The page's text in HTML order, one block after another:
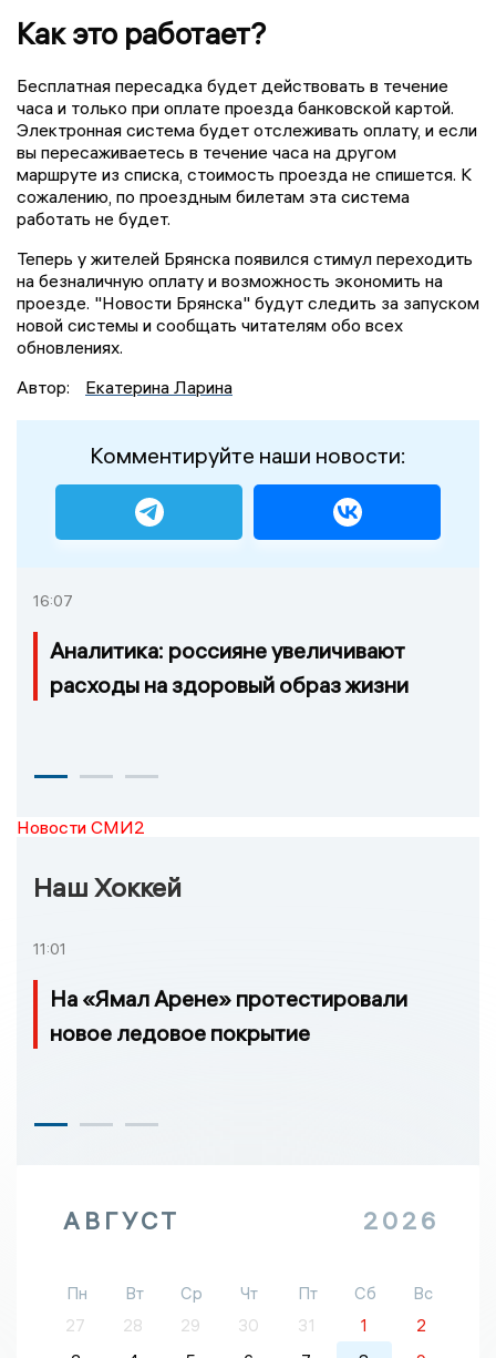
Как это работает?
Бесплатная пересадка будет действовать в течение
часа и только при оплате проезда банковской картой.
Электронная система будет отслеживать оплату, и если
вы пересаживаетесь в течение часа на другом
маршруте из списка, стоимость проезда не спишется. К
сожалению, по проездным билетам эта система
работать не будет.
Теперь у жителей Брянска появился стимул переходить
на безналичную оплату и возможность экономить на
проезде. "Новости Брянска" будут следить за запуском
новой системы и сообщать читателям обо всех
обновлениях.
Автор:
Екатерина Ларина
Комментируйте наши новости:
16:07
Аналитика: россияне увеличивают
расходы на здоровый образ жизни
Новости СМИ2
Наш Хоккей
11:01
На «Ямал Арене» протестировали
новое ледовое покрытие
АВГУСТ 2026
Пн Вт Ср Чт Пт Сб
Вс
27
28 29 30 31 1
2